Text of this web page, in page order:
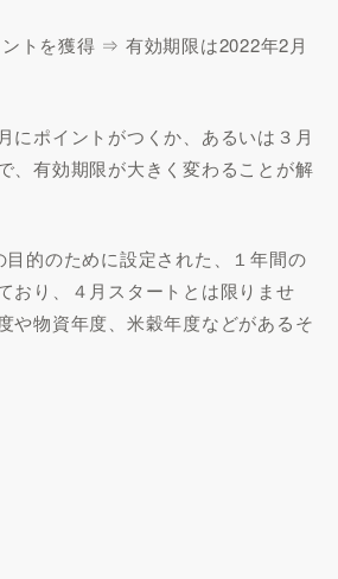
トを獲得 ⇒ 有効期限は2022年2月
にポイントがつくか、あるいは３月
、有効期限が大きく変わることが解
的のために設定された、１年間の
おり、４月スタートとは限りませ
や物資年度、米穀年度などがあるそ